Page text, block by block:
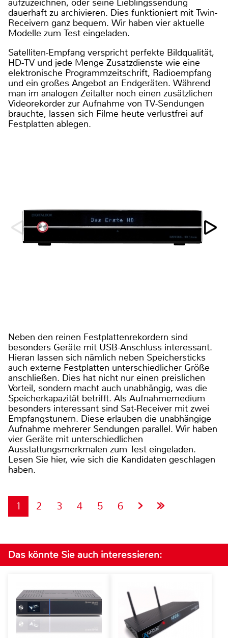
dauerhaft zu archivieren. Dies funktioniert mit Twin-
Receivern ganz bequem. Wir haben vier aktuelle
Modelle zum Test eingeladen.
Satelliten-Empfang verspricht perfekte Bildqualität,
HD-TV und jede Menge Zusatzdienste wie eine
elektronische Programmzeitschrift, Radioempfang
und ein großes Angebot an Endgeräten. Während
man im analogen Zeitalter noch einen zusätzlichen
Videorekorder zur Aufnahme von TV-Sendungen
brauchte, lassen sich Filme heute verlustfrei auf
Festplatten ablegen.
Neben den reinen Festplattenrekordern sind
besonders Geräte mit USB-Anschluss interessant.
Hieran lassen sich nämlich neben Speichersticks
auch externe Festplatten unterschiedlicher Größe
anschließen. Dies hat nicht nur einen preislichen
Vorteil, sondern macht auch unabhängig, was die
Speicherkapazität betrifft. Als Aufnahmemedium
besonders interessant sind Sat-Receiver mit zwei
Empfangstunern. Diese erlauben die unabhängige
Aufnahme mehrerer Sendungen parallel. Wir haben
vier Geräte mit unterschiedlichen
Ausstattungsmerkmalen zum Test eingeladen.
Lesen Sie hier, wie sich die Kandidaten geschlagen
haben.
1 2 3 4 5 6
Das könnte Sie auch interessieren: